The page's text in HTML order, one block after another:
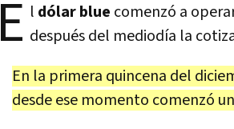
E l dólar blue comenzó a
después del mediodía la
En la primera quincena del
desde ese momento comenzó